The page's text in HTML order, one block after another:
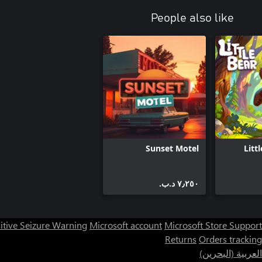
People also like
Sunset Motel
٧٫٢٥٠ د.ب.‏
Seizure Warning Microsoft account Microsoft Store Support
Returns Orders tracking
العربية (البحرين)